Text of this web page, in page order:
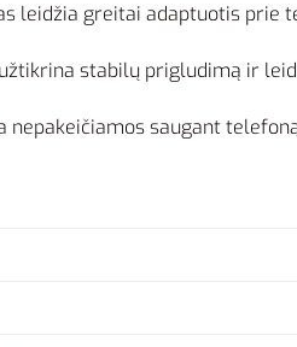
leidžia greitai adaptuotis prie
stabilų prigludimą ir
nepakeičiamos saugant